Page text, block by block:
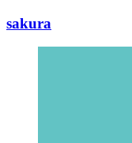
sakura